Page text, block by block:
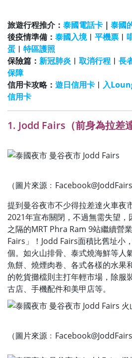
旅遊行程推介： 泰國電話卡 ｜ 泰國
後疫情準備： 泰國入境︱ 平機票 ︱
蛋 ︱ 特區護照
保險篇： 新冠肺炎 ︱ 取消行程︱ 長
保障
信用卡攻略： 遊日信用卡 ︱ 入
信用卡
1. Jodd Fairs（前身為拉差
（圖片來源﹕Facebook@JoddFairs
提到曼谷夜市不少得拉差達火車夜
2021年宣布關閉，不過無需失望
之隔的MRT Phra Ram 9站繼續營
Fairs」！Jodd Fairs面積比舊址小
個。如火山排骨、泰式燒海鮮等人
魚餅、燒煙肉卷、各式各樣的水果
的乾貨攤檔則主打年輕市場，除服
古店、手機配件和美甲店等。
（圖片來源﹕Facebook@JoddFairs